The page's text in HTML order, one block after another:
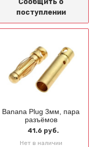
Сообщить о
поступлении
Banana Plug 3мм, пара
разъёмов
41.6 руб.
Нет в наличии